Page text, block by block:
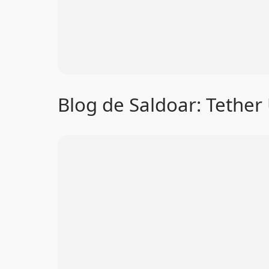
Blog de Saldoar: Tether